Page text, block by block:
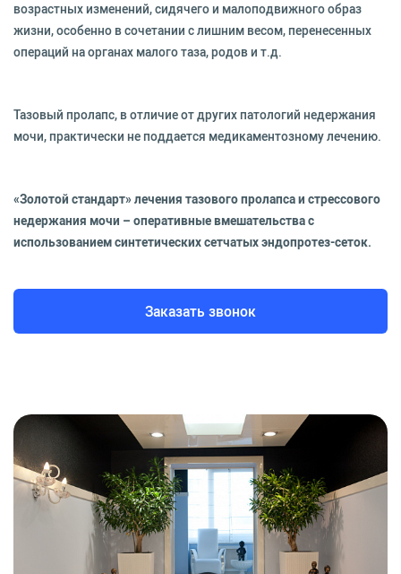
возрастных изменений, сидячего и малоподвижного образ
жизни, особенно в сочетании с лишним весом, перенесенных
операций на органах малого таза, родов и т.д.
Тазовый пролапс, в отличие от других патологий недержания
мочи, практически не поддается медикаментозному лечению.
«Золотой стандарт» лечения тазового пролапса и стрессового
недержания мочи – оперативные вмешательства с
использованием синтетических сетчатых эндопротез-сеток.
Заказать звонок